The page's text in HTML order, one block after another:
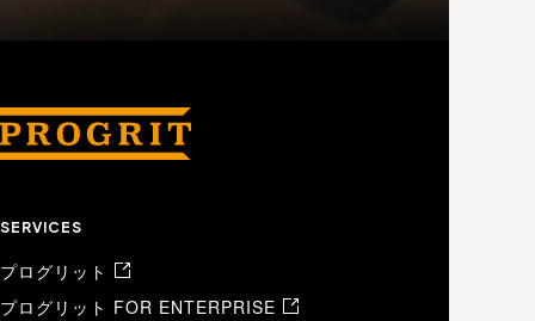
SERVICES
プログリット
プログリット FOR ENTERPRISE